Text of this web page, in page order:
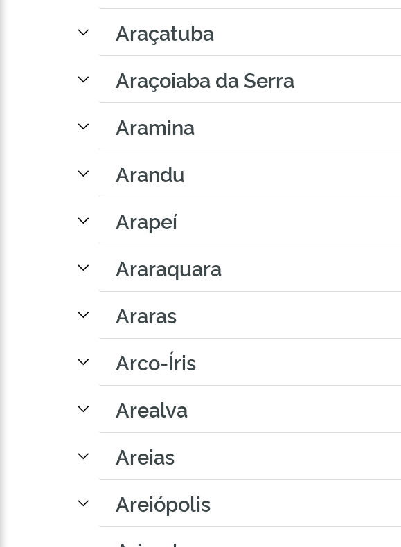
Araçatuba
Araçoiaba da Serra
Aramina
Arandu
Arapeí
Araraquara
Araras
Arco-Íris
Arealva
Areias
Areiópolis